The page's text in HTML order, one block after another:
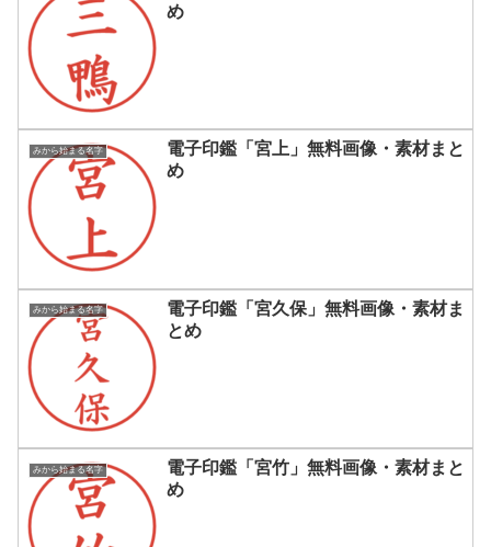
め
みから始まる名字
電子印鑑「宮上」無料画像・素材まと
め
みから始まる名字
電子印鑑「宮久保」無料画像・素材ま
とめ
みから始まる名字
電子印鑑「宮竹」無料画像・素材まと
め